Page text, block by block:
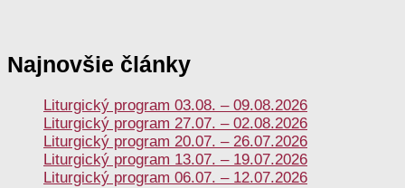
Najnovšie články
Liturgický program 03.08. – 09.08.2026
Liturgický program 27.07. – 02.08.2026
Liturgický program 20.07. – 26.07.2026
Liturgický program 13.07. – 19.07.2026
Liturgický program 06.07. – 12.07.2026